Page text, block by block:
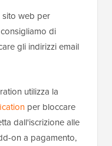
web per
di
gli indirizzi email
utilizza la
per bloccare
dall'iscrizione alle
on a pagamento,